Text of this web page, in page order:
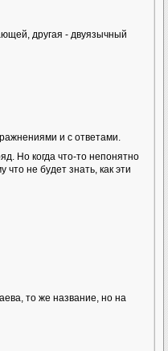
другая - двуязычный
и с ответами.
Но когда что-то непонятно
не будет знать, как эти
то же название, но на